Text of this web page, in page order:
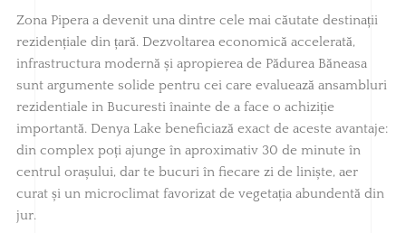
Zona Pipera a devenit una dintre cele mai căutate destinații
rezidențiale din țară. Dezvoltarea economică accelerată,
infrastructura modernă și apropierea de Pădurea Băneasa
sunt argumente solide pentru cei care evaluează ansambluri
rezidentiale in Bucuresti înainte de a face o achiziție
importantă. Denya Lake beneficiază exact de aceste avantaje:
din complex poți ajunge în aproximativ 30 de minute în
centrul orașului, dar te bucuri în fiecare zi de liniște, aer
curat și un microclimat favorizat de vegetația abundentă din
jur.